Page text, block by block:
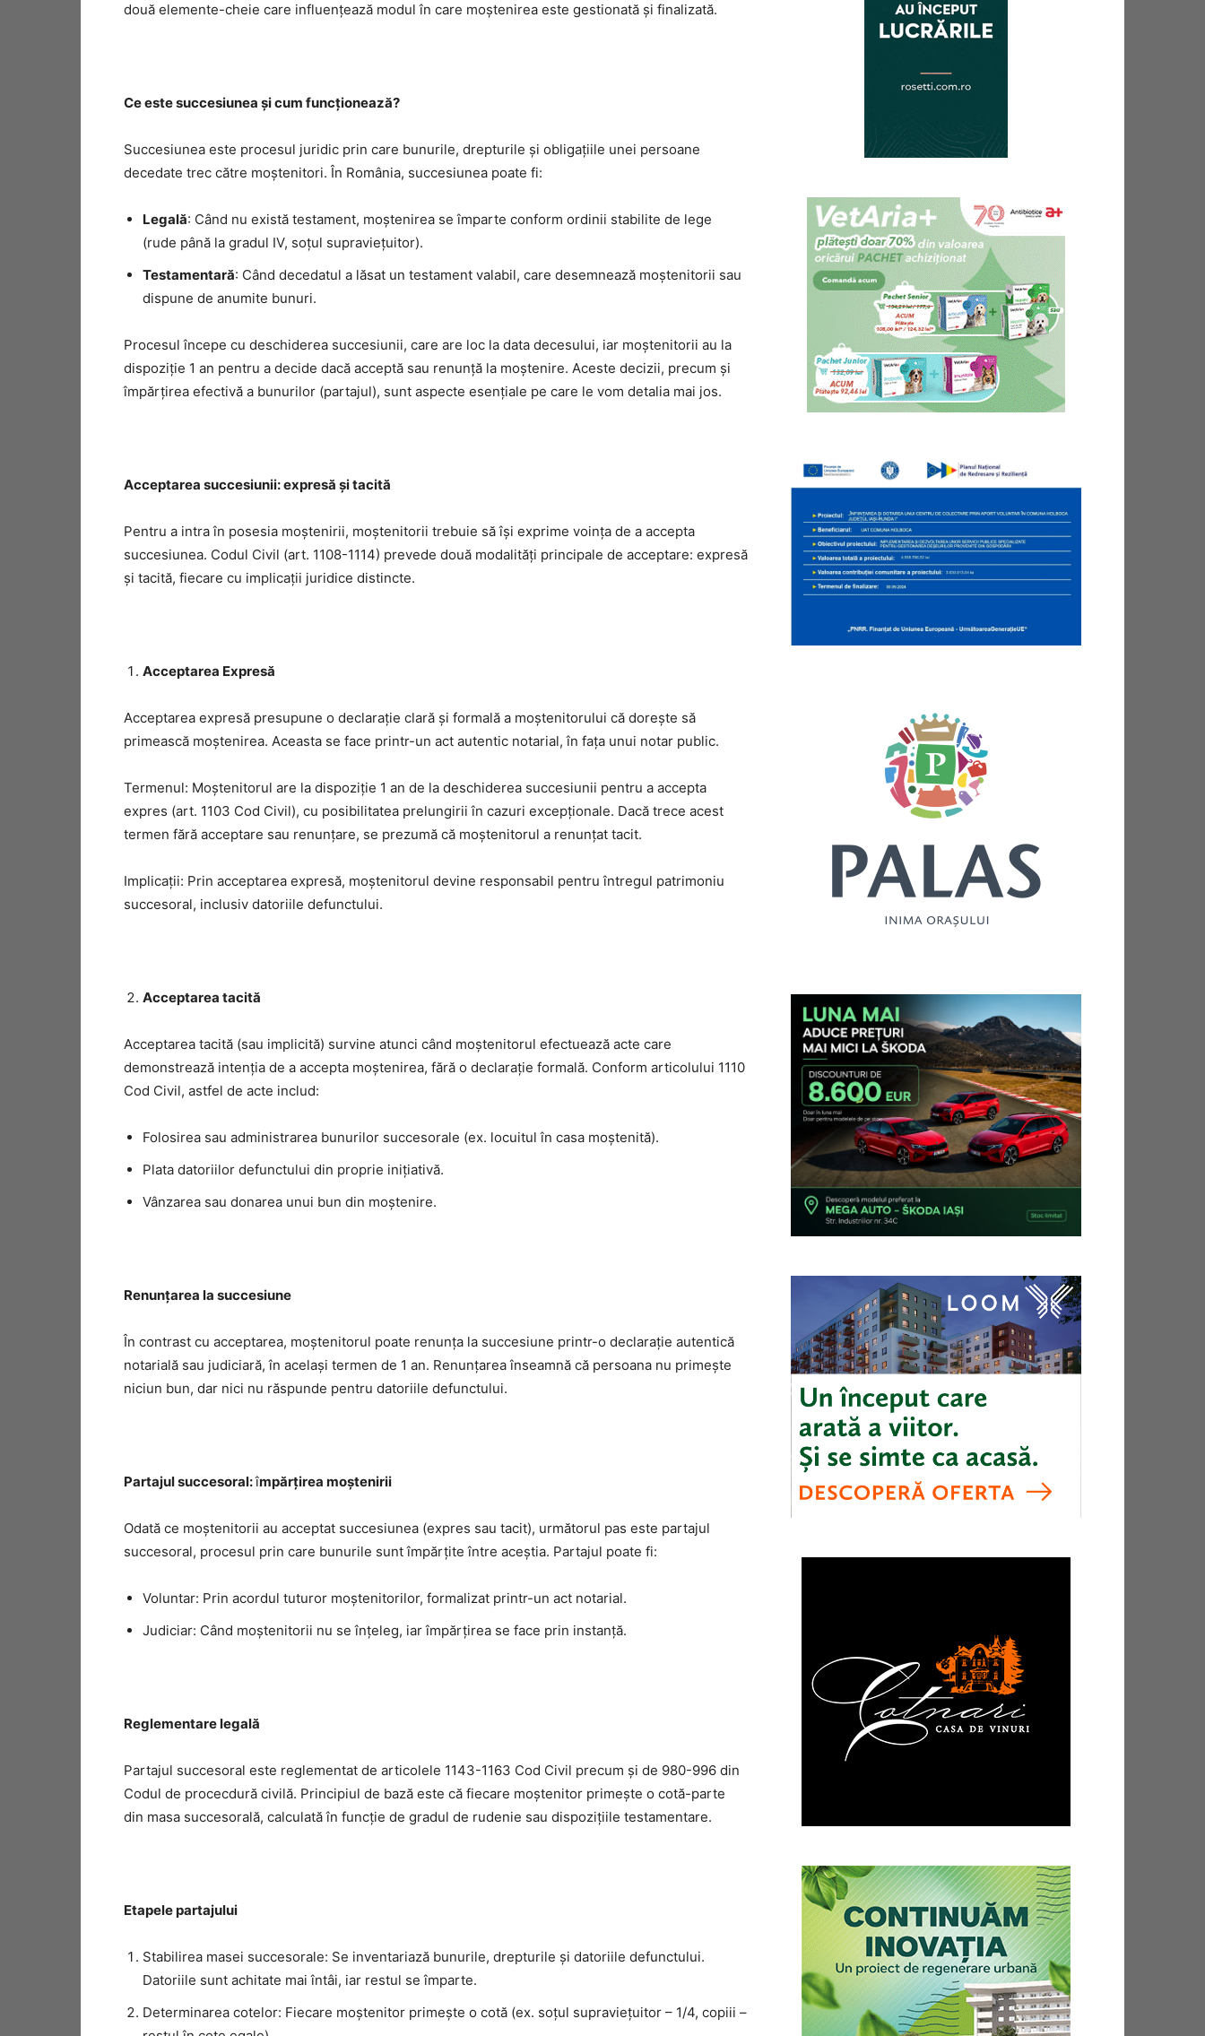
două elemente-cheie care influențează modul în care moștenirea este gestionată și finalizată.
Ce este succesiunea și cum funcționează?
Succesiunea este procesul juridic prin care bunurile, drepturile și obligațiile unei persoane
decedate trec către moștenitori. În România, succesiunea poate fi:
Legală: Când nu există testament, moștenirea se împarte conform ordinii stabilite de lege
(rude până la gradul IV, soțul supraviețuitor).
Testamentară: Când decedatul a lăsat un testament valabil, care desemnează moștenitorii sau
dispune de anumite bunuri.
Procesul începe cu deschiderea succesiunii, care are loc la data decesului, iar moștenitorii au la
dispoziție 1 an pentru a decide dacă acceptă sau renunță la moștenire. Aceste decizii, precum și
împărțirea efectivă a bunurilor (partajul), sunt aspecte esențiale pe care le vom detalia mai jos.
Acceptarea succesiunii: expresă și tacită
Pentru a intra în posesia moștenirii, moștenitorii trebuie să își exprime voința de a accepta
succesiunea. Codul Civil (art. 1108-1114) prevede două modalități principale de acceptare: expresă
și tacită, fiecare cu implicații juridice distincte.
Acceptarea Expresă
Acceptarea expresă presupune o declarație clară și formală a moștenitorului că dorește să
primească moștenirea. Aceasta se face printr-un act autentic notarial, în fața unui notar public.
Termenul: Moștenitorul are la dispoziție 1 an de la deschiderea succesiunii pentru a accepta
expres (art. 1103 Cod Civil), cu posibilitatea prelungirii în cazuri excepționale. Dacă trece acest
termen fără acceptare sau renunțare, se prezumă că moștenitorul a renunțat tacit.
Implicații: Prin acceptarea expresă, moștenitorul devine responsabil pentru întregul patrimoniu
succesoral, inclusiv datoriile defunctului.
Acceptarea tacită
Acceptarea tacită (sau implicită) survine atunci când moștenitorul efectuează acte care
demonstrează intenția de a accepta moștenirea, fără o declarație formală. Conform articolului 1110
Cod Civil, astfel de acte includ:
Folosirea sau administrarea bunurilor succesorale (ex. locuitul în casa moștenită).
Plata datoriilor defunctului din proprie inițiativă.
Vânzarea sau donarea unui bun din moștenire.
Renunțarea la succesiune
În contrast cu acceptarea, moștenitorul poate renunța la succesiune printr-o declarație autentică
notarială sau judiciară, în același termen de 1 an. Renunțarea înseamnă că persoana nu primește
niciun bun, dar nici nu răspunde pentru datoriile defunctului.
Partajul succesoral:împărțirea moștenirii
Odată ce moștenitorii au acceptat succesiunea (expres sau tacit), următorul pas este partajul
succesoral, procesul prin care bunurile sunt împărțite între aceștia. Partajul poate fi:
Voluntar: Prin acordul tuturor moștenitorilor, formalizat printr-un act notarial.
Judiciar: Când moștenitorii nu se înțeleg, iar împărțirea se face prin instanță.
Reglementare legală
Partajul succesoral este reglementat de articolele 1143-1163 Cod Civil precum și de 980-996 din
Codul de procecdură civilă. Principiul de bază este că fiecare moștenitor primește o cotă-parte
din masa succesorală, calculată în funcție de gradul de rudenie sau dispozițiile testamentare.
Etapele partajului
Stabilirea masei succesorale: Se inventariază bunurile, drepturile și datoriile defunctului.
Datoriile sunt achitate mai întâi, iar restul se împarte.
Determinarea cotelor: Fiecare moștenitor primește o cotă (ex. soțul supraviețuitor – 1/4, copiii –